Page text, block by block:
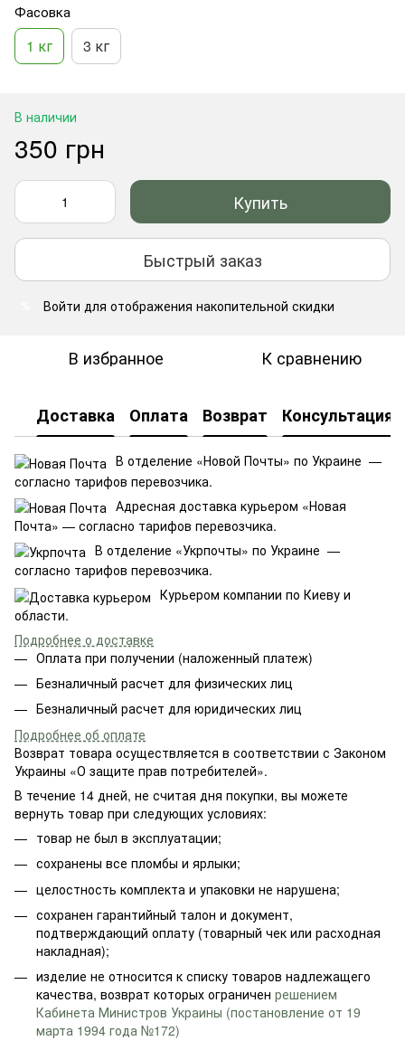
Фасовка
1 кг 3 кг
В наличии
350 грн
Купить
Быстрый заказ
Войти для отображения накопительной скидки
В избранное К сравнению
Доставка Оплата Возврат Консультация
В отделение «Новой Почты» по Украине —
согласно тарифов перевозчика.
Адресная доставка курьером «Новая
Почта» — согласно тарифов перевозчика.
В отделение «Укрпочты» по Украине —
согласно тарифов перевозчика.
Курьером компании по Киеву и
области.
Подробнее о доставке
Оплата при получении (наложенный платеж)
Безналичный расчет для физических лиц
Безналичный расчет для юридических лиц
Подробнее об оплате
Возврат товара осуществляется в соответствии с Законом
Украины «О защите прав потребителей».
В течение 14 дней, не считая дня покупки, вы можете
вернуть товар при следующих условиях:
товар не был в эксплуатации;
сохранены все пломбы и ярлыки;
целостность комплекта и упаковки не нарушена;
сохранен гарантийный талон и документ,
подтверждающий оплату (товарный чек или расходная
накладная);
изделие не относится к списку товаров надлежащего
качества, возврат которых ограничен решением
Кабинета Министров Украины (постановление от 19
марта 1994 года №172)